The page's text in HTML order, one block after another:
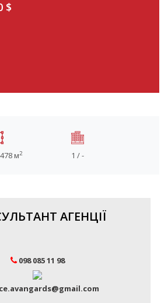
$
м2 1 / -
АГЕНЦІЇ
098 085 11 98